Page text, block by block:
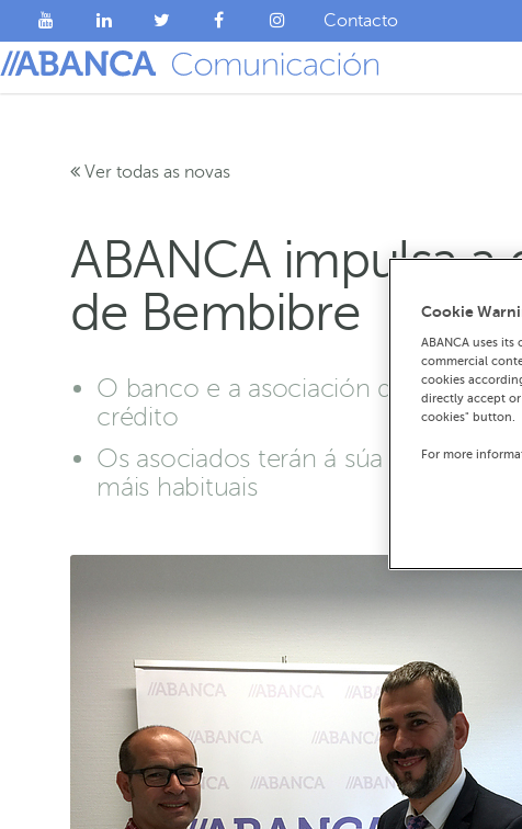
Contacto
Ver todas as novas
ABANCA impulsa
de Bembibre
O banco e a asociación de
crédito
Os asociados terán á súa
máis habituais
Cookie
ABANCA uses
commercial
cookies
directly accept
cookies" button.
For more